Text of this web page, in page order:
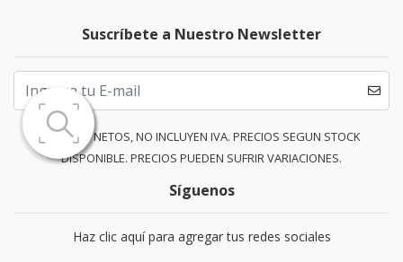
Suscríbete a Nuestro Newsletter
PRECIOS NETOS, NO INCLUYEN IVA. PRECIOS SEGUN STOCK
DISPONIBLE. PRECIOS PUEDEN SUFRIR VARIACIONES.
Síguenos
Haz clic aquí para agregar tus redes sociales